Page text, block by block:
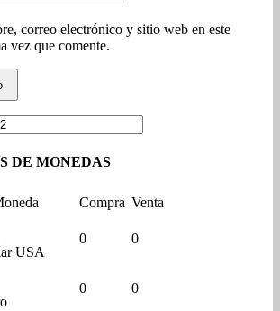
correo electrónico y sitio web en este
vez que comente.
DE MONEDAS
Compra Venta
USA
0 0
0 0